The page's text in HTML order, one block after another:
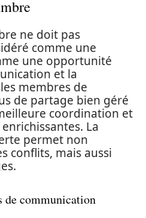
ne doit pas
comme une
une opportunité
et la
membres de
de partage bien géré
coordination et
La
permet non
conflits, mais aussi
de communication